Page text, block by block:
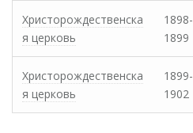
Христорождественска
я церковь
1898-
1899
Христорождественска
я церковь
1899-
1902